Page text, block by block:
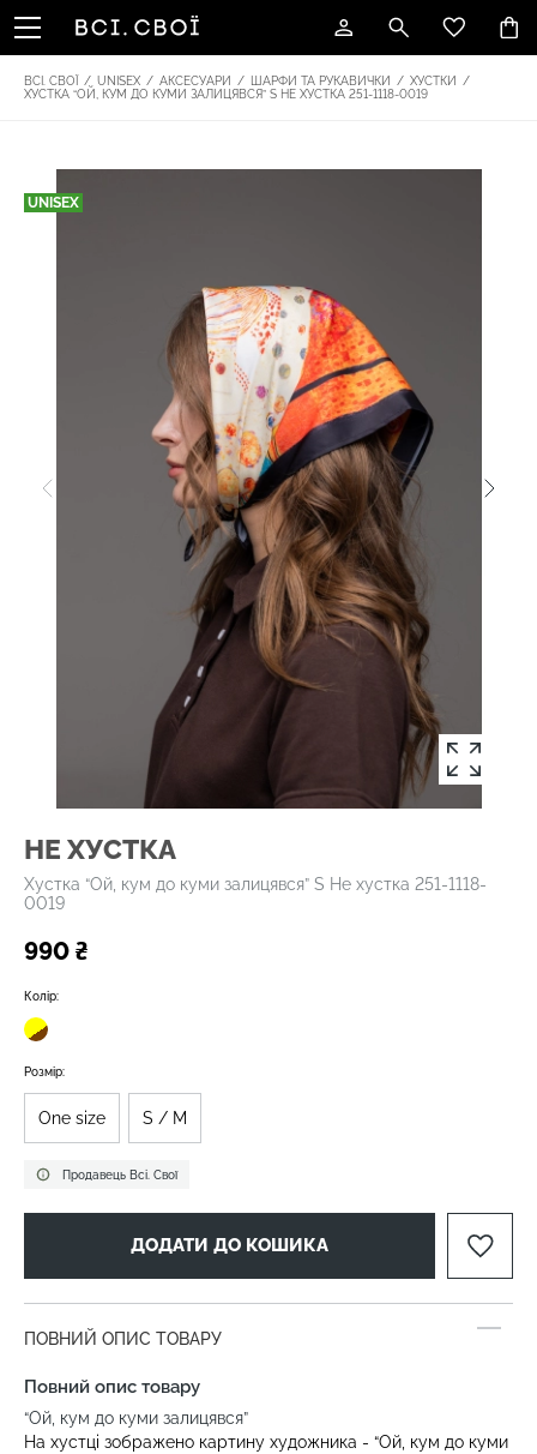
ВСІ. СВОЇ / UNISEX / АКСЕСУАРИ / ШАРФИ ТА РУКАВИЧКИ / ХУСТКИ
/
ХУСТКА “ОЙ, КУМ ДО КУМИ ЗАЛИЦЯВСЯ” S НЕ ХУСТКА 251-1118-0019
UNISEX
НЕ ХУСТКА
Хустка “Ой, кум до куми залицявся” S Не хустка 251-1118-
0019
990 ₴
Продавець Всі. Свої
Колір:
Розмір:
One size S / M
ДОДАТИ ДО КОШИКА
ПОВНИЙ ОПИС ТОВАРУ
Повний опис товару
“Ой, кум до куми залицявся”
На хустці зображено картину художника - “Ой, кум до куми